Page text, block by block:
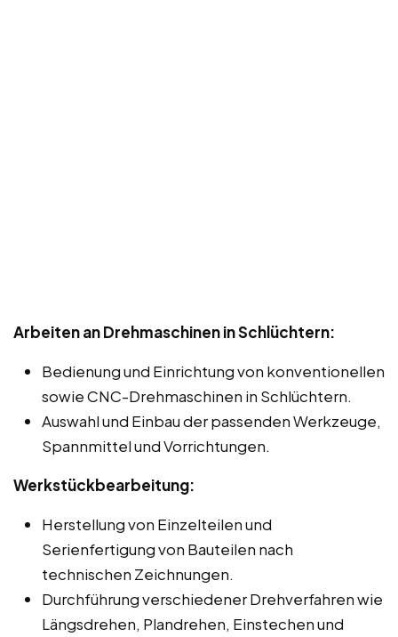
Arbeiten an Drehmaschinen in Schlüchtern:
Bedienung und Einrichtung von konventionellen
sowie CNC-Drehmaschinen in Schlüchtern.
Auswahl und Einbau der passenden Werkzeuge,
Spannmittel und Vorrichtungen.
Werkstückbearbeitung:
Herstellung von Einzelteilen und
Serienfertigung von Bauteilen nach
technischen Zeichnungen.
Durchführung verschiedener Drehverfahren wie
Längsdrehen, Plandrehen, Einstechen und